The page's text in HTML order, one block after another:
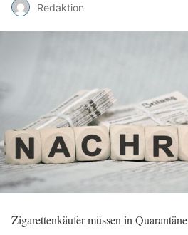
Redaktion
Zigarettenkäufer müssen in Quarantäne